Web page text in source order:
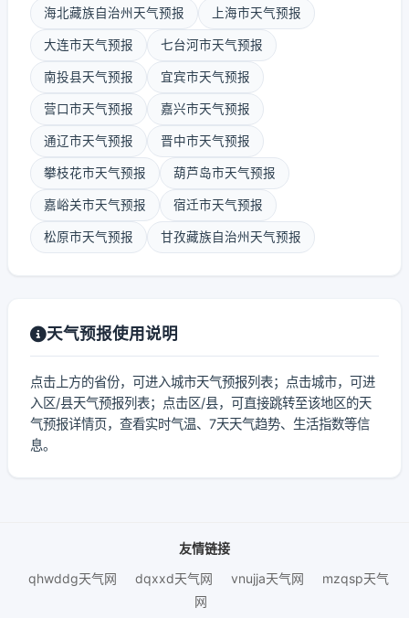
海北藏族自治州天气预报 上海市天气预报
大连市天气预报 七台河市天气预报
南投县天气预报 宜宾市天气预报
营口市天气预报 嘉兴市天气预报
通辽市天气预报 晋中市天气预报
攀枝花市天气预报 葫芦岛市天气预报
嘉峪关市天气预报 宿迁市天气预报
松原市天气预报 甘孜藏族自治州天气预报
天气预报使用说明
点击上方的省份，可进入城市天气预报列表；点击城市，可进
入区/县天气预报列表；点击区/县，可直接跳转至该地区的天
气预报详情页，查看实时气温、7天天气趋势、生活指数等信
息。
友情链接
qhwddg天气网
dqxxd天气网 vnujja天气网
mzqsp天气
网